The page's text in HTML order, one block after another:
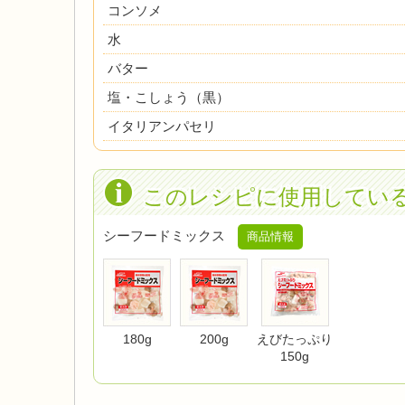
コンソメ
水
バター
塩・こしょう（黒）
イタリアンパセリ
このレシピに使用してい
シーフードミックス 商品情報
180g 200g
えびたっぷり
150g